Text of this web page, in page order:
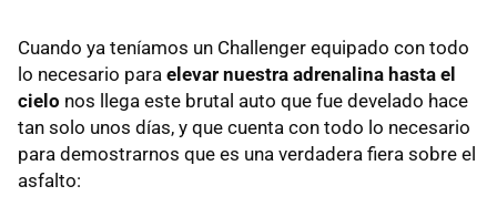
Cuando ya teníamos un Challenger equipado con todo
lo necesario para elevar nuestra adrenalina hasta el
cielo nos llega este brutal auto que fue develado hace
tan solo unos días, y que cuenta con todo lo necesario
para demostrarnos que es una verdadera fiera sobre el
asfalto: